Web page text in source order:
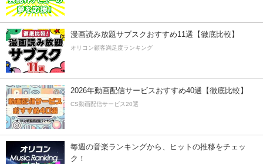
漫画読み放題サブスクおすすめ11選【徹底比較】
オリコン顧客満足度ランキング
2026年動画配信サービスおすすめ40選【徹底比較】
CS動画配信サービス20選
毎週の音楽ランキングから、ヒットの推移をチェッ
ク！